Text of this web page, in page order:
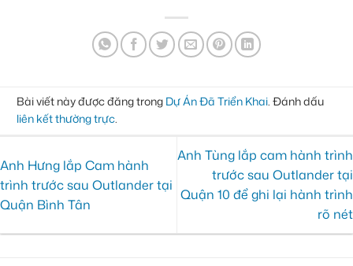
Bài viết này được đăng trong Dự Án Đã Triển Khai. Đánh dấu
liên kết thường trực.
Anh Hưng lắp Cam hành
trình trước sau Outlander tại
Quận Bình Tân
Anh Tùng lắp cam hành trình
trước sau Outlander tại
Quận 10 để ghi lại hành trình
rõ nét